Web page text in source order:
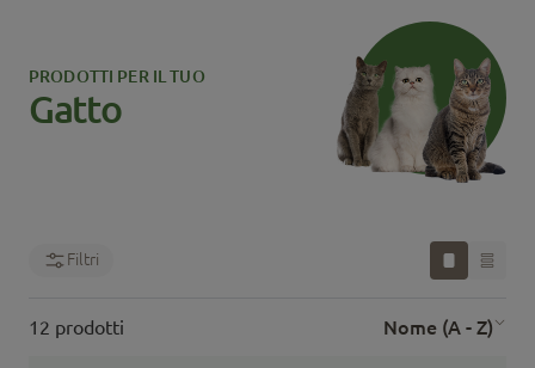
PRODOTTI PER IL TUO
Gatto
Filtri
12 prodotti Nome (A - Z)